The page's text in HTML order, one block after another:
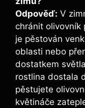
Odpověď: V
chránit olivovník
je pěstován
oblasti nebo
dostatkem
rostlina dostala
pěstujete
květináče